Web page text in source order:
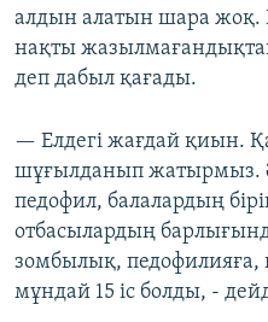
алдын алатын шара жоқ.
нақты
деп дабыл қағады.
— Елдегі жағдай қиын.
шұғылданып жатырмыз.
педофил, балалардың
отбасылардың
зомбылық, педофилияға,
мұндай 15 іс болды, -